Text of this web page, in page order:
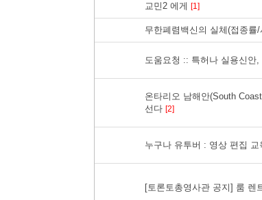
교민2 에게 [1]
무한폐렴백신의 실체(접종률/
도움요청 :: 특허나 실용신안
온타리오 남해안(South
선다 [2]
누구나 유투버 : 영상 편집 교
[토론토총영사관 공지] 룸 렌